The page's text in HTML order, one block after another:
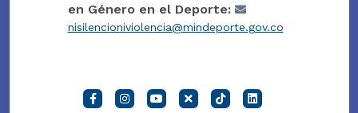
en Género en el Deporte:
nisilencioniviolencia@mindeporte.gov.co